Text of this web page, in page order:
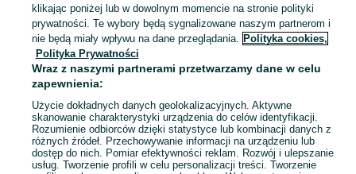
Mapa kategorii
Mapa miejscowości
Mapa ministron
Popularne wyszukiwania
klikając poniżej lub w dowolnym momencie na stronie polityki
prywatności. Te wybory będą sygnalizowane naszym partnerom i
nie będą miały wpływu na dane przeglądania. Polityka cookies,
Polityka Prywatności
Wraz z naszymi partnerami przetwarzamy dane w celu
zapewnienia:
Użycie dokładnych danych geolokalizacyjnych. Aktywne
skanowanie charakterystyki urządzenia do celów identyfikacji.
Rozumienie odbiorców dzięki statystyce lub kombinacji danych z
różnych źródeł. Przechowywanie informacji na urządzeniu lub
dostęp do nich. Pomiar efektywności reklam. Rozwój i ulepszanie
usług. Tworzenie profili w celu personalizacji treści. Tworzenie